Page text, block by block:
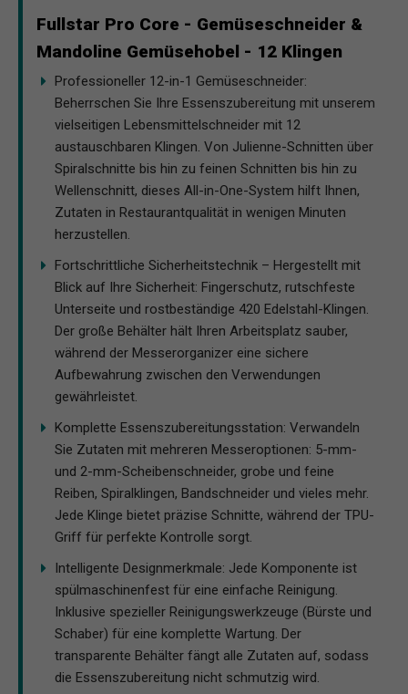
Fullstar Pro Core - Gemüseschneider &
Mandoline Gemüsehobel - 12 Klingen
Professioneller 12-in-1 Gemüseschneider:
Beherrschen Sie Ihre Essenszubereitung mit unserem
vielseitigen Lebensmittelschneider mit 12
austauschbaren Klingen. Von Julienne-Schnitten über
Spiralschnitte bis hin zu feinen Schnitten bis hin zu
Wellenschnitt, dieses All-in-One-System hilft Ihnen,
Zutaten in Restaurantqualität in wenigen Minuten
herzustellen.
Fortschrittliche Sicherheitstechnik – Hergestellt mit
Blick auf Ihre Sicherheit: Fingerschutz, rutschfeste
Unterseite und rostbeständige 420 Edelstahl-Klingen.
Der große Behälter hält Ihren Arbeitsplatz sauber,
während der Messerorganizer eine sichere
Aufbewahrung zwischen den Verwendungen
gewährleistet.
Komplette Essenszubereitungsstation: Verwandeln
Sie Zutaten mit mehreren Messeroptionen: 5-mm-
und 2-mm-Scheibenschneider, grobe und feine
Reiben, Spiralklingen, Bandschneider und vieles mehr.
Jede Klinge bietet präzise Schnitte, während der TPU-
Griff für perfekte Kontrolle sorgt.
Intelligente Designmerkmale: Jede Komponente ist
spülmaschinenfest für eine einfache Reinigung.
Inklusive spezieller Reinigungswerkzeuge (Bürste und
Schaber) für eine komplette Wartung. Der
transparente Behälter fängt alle Zutaten auf, sodass
die Essenszubereitung nicht schmutzig wird.